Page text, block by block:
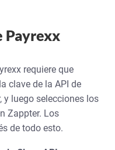
Payrexx
requiere que
clave de la API de
y luego selecciones los
Zappter. Los
de todo esto.